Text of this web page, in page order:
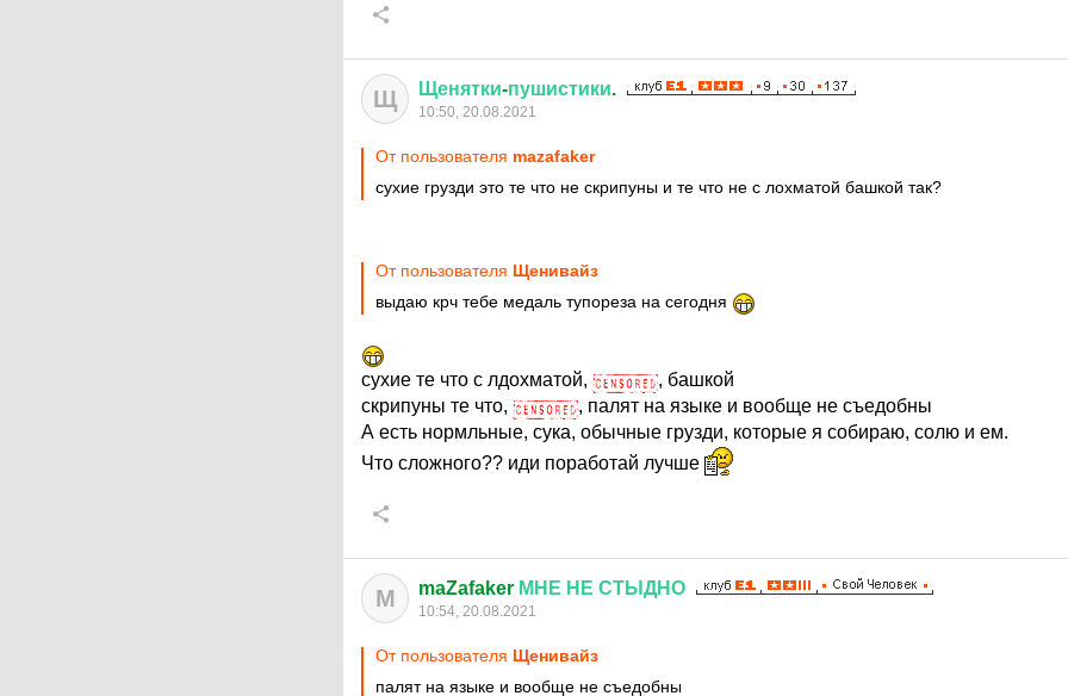
Щ Щенятки-пушистики.
10:50, 20.08.2021
От пользователя mazafaker
сухие грузди это те что не скрипуны и те что не с лохматой башкой так?
От пользователя Щенивайз
выдаю крч тебе медаль тупореза на сегодня
сухие те что с лдохматой,
, башкой
скрипуны те что,
, палят на языке и вообще не съедобны
А есть нормльные, сука, обычные грузди, которые я собираю, солю и ем.
Что сложного?? иди поработай лучше
M maZafaker МНЕ НЕ СТЫДНО
10:54, 20.08.2021
От пользователя Щенивайз
палят на языке и вообще не съедобны